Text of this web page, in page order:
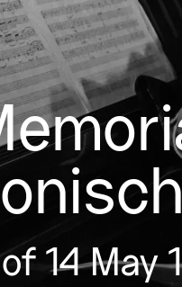
of 14